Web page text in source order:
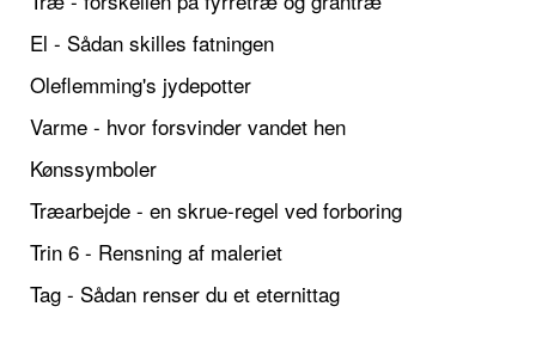
El - Sådan skilles fatningen
Oleflemming's jydepotter
Varme - hvor forsvinder vandet hen
Kønssymboler
Træarbejde - en skrue-regel ved forboring
Trin 6 - Rensning af maleriet
Tag - Sådan renser du et eternittag